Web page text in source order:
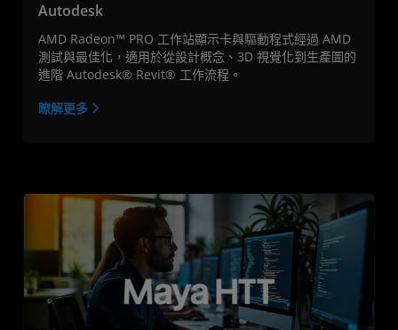
Autodesk
AMD Radeon™ PRO 工作站顯示卡與驅動程式經過 AMD
測試與最佳化，適用於從設計概念、3D 視覺化到生產圖的
進階 Autodesk® Revit® 工作流程。
瞭解更多